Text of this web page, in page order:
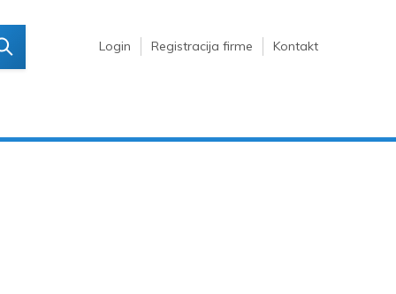
Login Registracija firme Kontakt